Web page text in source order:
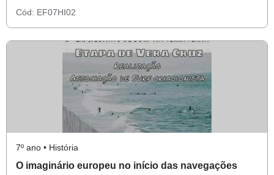
Cód: EF07HI02
7º ano • História
O imaginário europeu no início das navegações